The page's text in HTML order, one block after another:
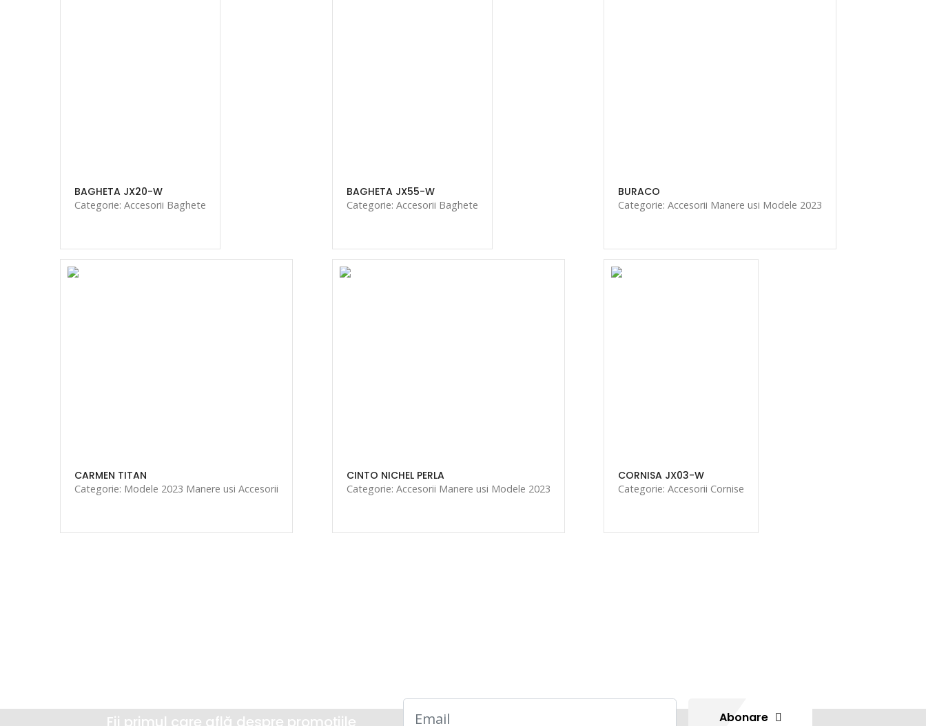
BAGHETA JX20-W
Categorie: Accesorii Baghete
BAGHETA JX55-W
Categorie: Accesorii Baghete
BURACO
Categorie: Accesorii Manere usi Modele 2023
CARMEN TITAN
Categorie: Modele 2023 Manere usi Accesorii
CINTO NICHEL PERLA
Categorie: Accesorii Manere usi Modele 2023
CORNISA JX03-W
Categorie: Accesorii Cornise
Fii primul care află despre promoțiile
Abonare